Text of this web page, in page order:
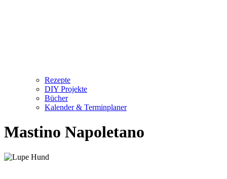
Rezepte
DIY Projekte
Bücher
Kalender & Terminplaner
Mastino Napoletano